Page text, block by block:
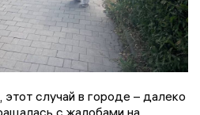
этот случай в городе – далеко